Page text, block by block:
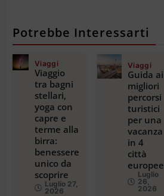
Potrebbe Interessarti
Viaggi
Viaggio
tra bagni
stellari,
yoga con
capre e
terme alla
birra:
benessere
unico da
scoprire
Luglio 27,
2026
Viaggi
Guida ai
migliori
percorsi
turistici
per una
vacanza
in 4
città
europee
Luglio
26,
2026